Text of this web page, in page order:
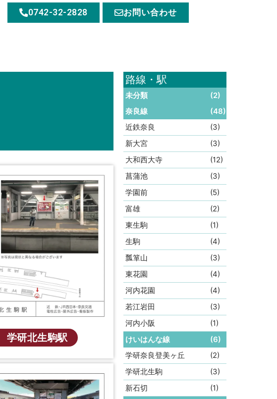
0742-32-2828 お問い合わせ
研北生駒駅
路線・駅
未分類
(2)
奈良線
(48)
近鉄奈良
(3)
新大宮
(3)
大和西大寺
(12)
菖蒲池
(3)
学園前
(5)
富雄
(2)
東生駒
(1)
生駒
(4)
瓢箪山
(3)
東花園
(4)
河内花園
(4)
若江岩田
(3)
河内小阪
(1)
けいはんな線
(6)
学研奈良登美ヶ丘
(2)
学研北生駒
(3)
新石切
(1)